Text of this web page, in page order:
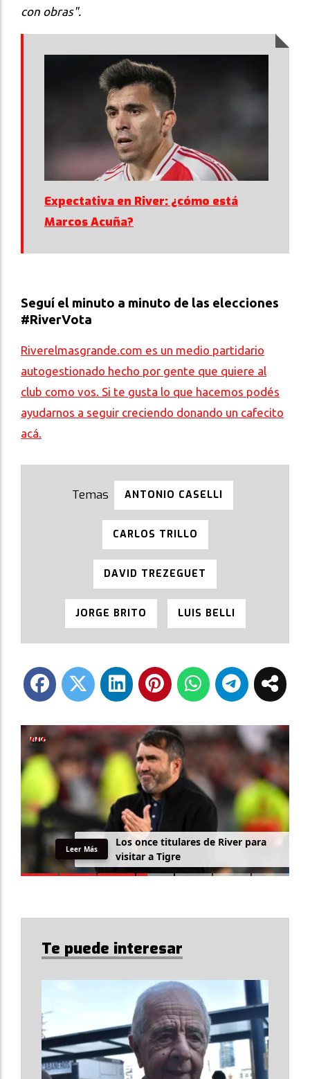
con obras".
Expectativa en River: ¿cómo está
Marcos Acuña?
Seguí el minuto a minuto de las elecciones
#RiverVota
Riverelmasgrande.com es un medio partidario
autogestionado hecho por gente que quiere al
club como vos. Si te gusta lo que hacemos podés
ayudarnos a seguir creciendo donando un cafecito
acá.
ANTONIO CASELLI
CARLOS TRILLO
DAVID TREZEGUET
JORGE BRITO LUIS BELLI
Los once titulares de River para
visitar a Tigre
Leer Más
Te puede interesar